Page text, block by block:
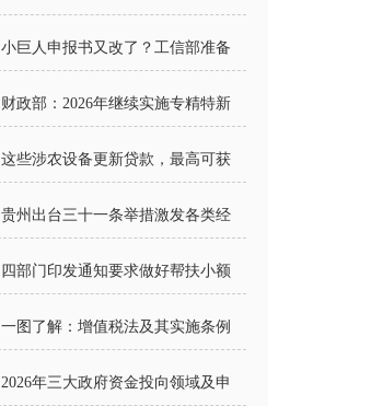
小巨人申报书又改了？工信部准备
财政部：2026年继续实施专精特新
这些涉农设备更新贷款，最高可获
贵州出台三十一条举措激发各类经
四部门印发通知要求做好帮扶小额
一图了解：增值税法及其实施条例
2026年三大政府资金投向领域及申